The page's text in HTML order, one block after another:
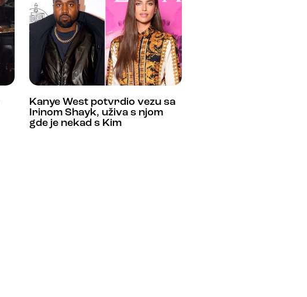
Kanye West potvrdio vezu sa
Irinom Shayk, uživa s njom
gde je nekad s Kim